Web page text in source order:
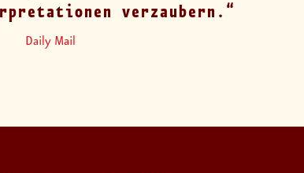
verzaubern.
Daily Mail